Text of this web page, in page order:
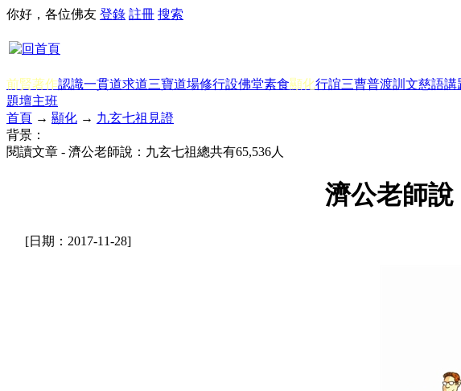
你好，各位佛友 登錄 註冊 搜索
前賢著作認識一貫道求道三寶道場修行設佛堂素食顯化行誼三曹普渡訓文慈語講
題壇主班
首頁 → 顯化 → 九玄七祖見證
背景：
閱讀文章 - 濟公老師說：九玄七祖總共有65,536人
濟公老師說
[日期：2017-11-28]